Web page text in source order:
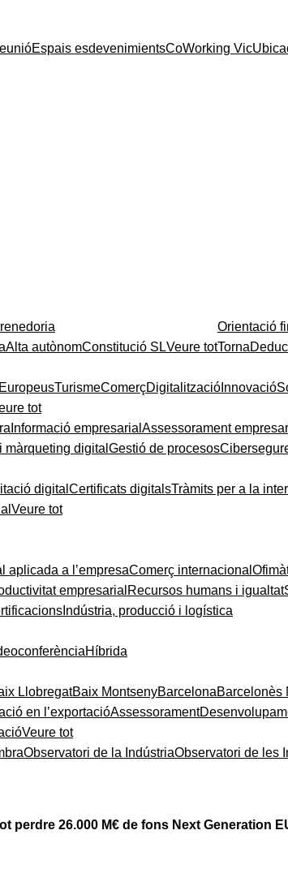
Espais esdevenimientsCoWorking Vic
Alta autònomConstitució SLVeure tot
Orientació
Torna
TurismeComerçDigitalització Innovació
tot
Informació empresarial Assessorament
màrqueting digital Gestió de procesos
digital Certificats digitalsTràmits per a la
Veure tot
aplicada a l’empresaComerç internacional
empresarial Recursos humans i igualtat
Indústria, producció i logística
Híbrida
LlobregatBaix MontsenyBarcelonaBarcelonès
en l’exportacióAssessorament
Veure tot
Observatori de la IndústriaObservatori de les
perdre 26.000 M€ de fons Next Generation